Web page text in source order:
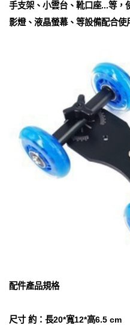
手支架、小雲台、靴口座...等，
影燈、液晶螢幕、等設備配合使
配件產品規格
尺寸 約：長20*寬12*高6.5 cm